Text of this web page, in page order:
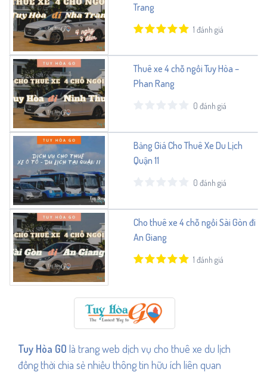
Trang
1 đánh giá
Thuê xe 4 chỗ ngồi Tuy Hòa –
Phan Rang
0 đánh giá
Bảng Giá Cho Thuê Xe Du Lịch
Quận 11
0 đánh giá
Cho thuê xe 4 chỗ ngồi Sài Gòn đi
An Giang
1 đánh giá
Tuy Hòa GO là trang web dịch vụ cho thuê xe du lịch
đồng thời chia sẻ nhiều thông tin hữu ích liên quan